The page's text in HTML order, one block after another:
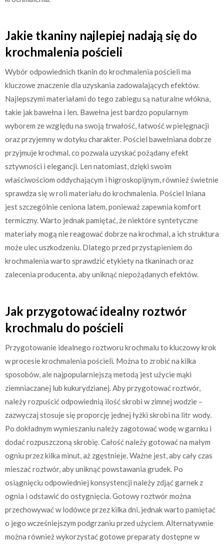
Jakie tkaniny najlepiej nadają się do
krochmalenia pościeli
Wybór odpowiednich tkanin do krochmalenia pościeli ma
kluczowe znaczenie dla uzyskania zadowalających efektów.
Najlepszymi materiałami do tego zabiegu są naturalne włókna,
takie jak bawełna i len. Bawełna jest bardzo popularnym
wyborem ze względu na swoją trwałość, łatwość w pielęgnacji
oraz przyjemny w dotyku charakter. Pościel bawełniana dobrze
przyjmuje krochmal, co pozwala uzyskać pożądany efekt
sztywności i elegancji. Len natomiast, dzięki swoim
właściwościom oddychającym i higroskopijnym, również świetnie
sprawdza się w roli materiału do krochmalenia. Pościel lniana
jest szczególnie ceniona latem, ponieważ zapewnia komfort
termiczny. Warto jednak pamiętać, że niektóre syntetyczne
materiały mogą nie reagować dobrze na krochmal, a ich struktura
może ulec uszkodzeniu. Dlatego przed przystąpieniem do
krochmalenia warto sprawdzić etykiety na tkaninach oraz
zalecenia producenta, aby uniknąć niepożądanych efektów.
Jak przygotować idealny roztwór
krochmalu do pościeli
Przygotowanie idealnego roztworu krochmalu to kluczowy krok
w procesie krochmalenia pościeli. Można to zrobić na kilka
sposobów, ale najpopularniejszą metodą jest użycie mąki
ziemniaczanej lub kukurydzianej. Aby przygotować roztwór,
należy rozpuścić odpowiednią ilość skrobi w zimnej wodzie –
zazwyczaj stosuje się proporcję jednej łyżki skrobi na litr wody.
Po dokładnym wymieszaniu należy zagotować wodę w garnku i
dodać rozpuszczoną skrobię. Całość należy gotować na małym
ogniu przez kilka minut, aż zgęstnieje. Ważne jest, aby cały czas
mieszać roztwór, aby uniknąć powstawania grudek. Po
osiągnięciu odpowiedniej konsystencji należy zdjąć garnek z
ognia i odstawić do ostygnięcia. Gotowy roztwór można
przechowywać w lodówce przez kilka dni, jednak warto pamiętać
o jego wcześniejszym podgrzaniu przed użyciem. Alternatywnie
można również wykorzystać gotowe preparaty dostępne w